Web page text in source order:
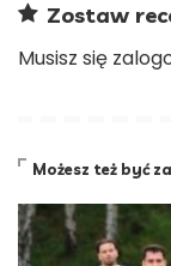
Zostaw
Musisz się
Możesz też być